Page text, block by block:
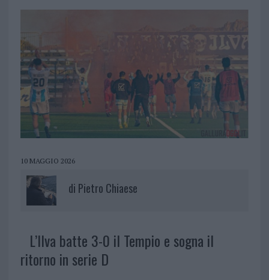
10 MAGGIO 2026
di Pietro Chiaese
L’Ilva batte 3-0 il Tempio e sogna il
ritorno in serie D